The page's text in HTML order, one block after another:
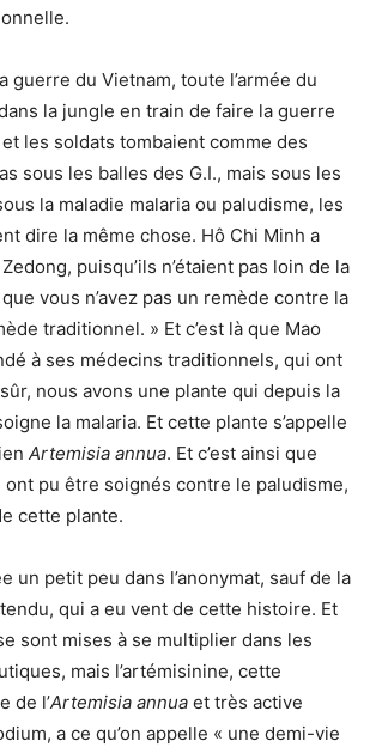
guerre du Vietnam, toute l’armée du
la jungle en train de faire la guerre
les soldats tombaient comme des
sous les balles des G.I., mais sous les
la maladie malaria ou paludisme, les
dire la même chose. Hô Chi Minh a
puisqu’ils n’étaient pas loin de la
vous n’avez pas un remède contre la
traditionnel. » Et c’est là que Mao
à ses médecins traditionnels, qui ont
nous avons une plante qui depuis la
la malaria. Et cette plante s’appelle
Artemisia annua. Et c’est ainsi que
pu être soignés contre le paludisme,
cette plante.
un petit peu dans l’anonymat, sauf de la
qui a eu vent de cette histoire. Et
sont mises à se multiplier dans les
mais l’artémisinine, cette
de l’Artemisia annua et très active
a ce qu’on appelle « une demi-vie